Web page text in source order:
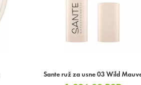
Sante ruž za usne 03 Wild